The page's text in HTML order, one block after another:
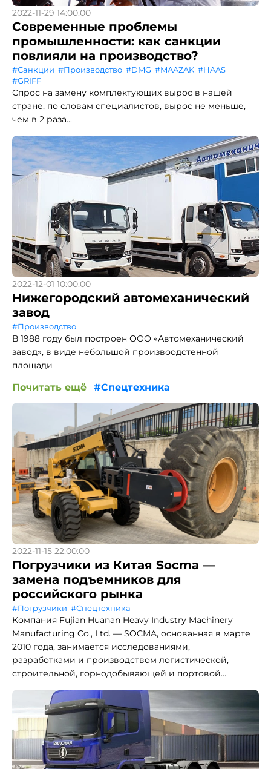
2022-11-29 14:00:00
Современные проблемы
промышленности: как санкции
повлияли на производство?
#Санкции #Производство #DMG #MAAZAK #HAAS
#GRIFF
Спрос на замену комплектующих вырос в нашей
стране, по словам специалистов, вырос не меньше,
чем в 2 раза...
2022-12-01 10:00:00
Нижегородский автомеханический
завод
#Производство
В 1988 году был построен ООО «Автомеханический
завод», в виде небольшой произвоодстенной
площади
Почитать ещё #Спецтехника
2022-11-15 22:00:00
Погрузчики из Китая Socma —
замена подъемников для
российского рынка
#Погрузчики #Спецтехника
Компания Fujian Huanan Heavy Industry Machinery
Manufacturing Co., Ltd. — SOCMA, основанная в марте
2010 года, занимается исследованиями,
разработками и производством логистической,
строительной, горнодобывающей и портовой